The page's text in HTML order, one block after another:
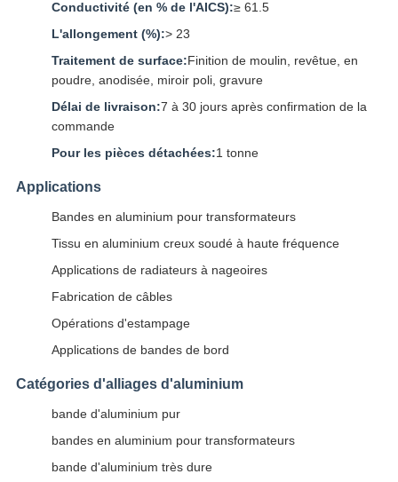
Conductivité (en % de l'AICS):≥ 61.5
L'allongement (%):> 23
Traitement de surface:Finition de moulin, revêtue, en
poudre, anodisée, miroir poli, gravure
Délai de livraison:7 à 30 jours après confirmation de la
commande
Pour les pièces détachées:1 tonne
Applications
Bandes en aluminium pour transformateurs
Tissu en aluminium creux soudé à haute fréquence
Applications de radiateurs à nageoires
Fabrication de câbles
Opérations d'estampage
Applications de bandes de bord
Catégories d'alliages d'aluminium
bande d'aluminium pur
bandes en aluminium pour transformateurs
bande d'aluminium très dure